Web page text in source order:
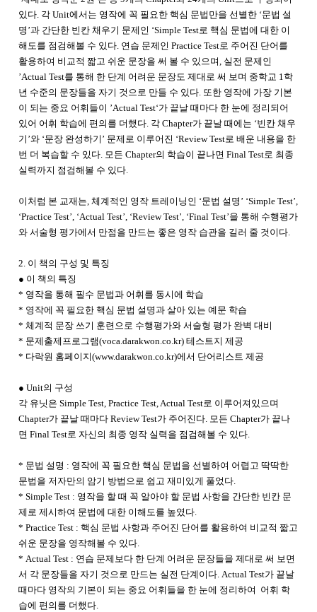
있다. 각 Unit에서는 영작에 꼭 필요한 핵심 문법만을 선별한 ‘문법 설
명’과 간단한 빈칸 채우기 문제인 ‘Simple Test로 핵심 문법에 대한 이
해도를 점검해볼 수 있다. 연습 문제인 Practice Test로 주어진 단어를
활용하여 비교적 짧고 쉬운 문장을 써 볼 수 있으며, 실전 문제인
’Actual Test를 통해 한 단계 어려운 문장도 제대로 써 보며 중학교 1학
년 수준의 문장들을 자기 것으로 만들 수 있다. 또한 영작에 가장 기본
이 되는 중요 어휘들이 ’Actual Test‘가 끝날 때마다 한 눈에 정리되어
있어 어휘 학습에 편의를 더했다. 각 Chapter가 끝날 때에는 ‘빈칸 채우
기’와 ‘문장 완성하기’ 문제로 이루어진 ‘Review Test로 배운 내용을 한
번 더 복습할 수 있다. 모든 Chapter의 학습이 끝나면 Final Test로 최종
실력까지 점검해볼 수 있다.
이처럼 본 교재는, 체계적인 영작 트레이닝인 ‘문법 설명’ ‘Simple Test’,
‘Practice Test’, ‘Actual Test’, ‘Review Test’, ‘Final Test’을 통해 수행평가
와 서술형 평가에서 만점을 만드는 좋은 영작 습관을 길러 줄 것이다.
2. 이 책의 구성 및 특징
● 이 책의 특징
* 영작을 통해 필수 문법과 어휘를 동시에 학습
* 영작에 꼭 필요한 핵심 문법 설명과 살아 있는 예문 학습
* 체계적 문장 쓰기 훈련으로 수행평가와 서술형 평가 완벽 대비
* 문제출제프로그램(voca.darakwon.co.kr) 테스트지 제공
* 다락원 홈페이지(www.darakwon.co.kr)에서 단어리스트 제공
● Unit의 구성
각 유닛은 Simple Test, Practice Test, Actual Test로 이루어져있으며
Chapter가 끝날 때마다 Review Test가 주어진다. 모든 Chapter가 끝나
면 Final Test로 자신의 최종 영작 실력을 점검해볼 수 있다.
* 문법 설명 : 영작에 꼭 필요한 핵심 문법을 선별하여 어렵고 딱딱한
문법을 저자만의 암기 방법으로 쉽고 재미있게 풀었다.
* Simple Test : 영작을 할 때 꼭 알아야 할 문법 사항을 간단한 빈칸 문
제로 제시하여 문법에 대한 이해도를 높였다.
* Practice Test : 핵심 문법 사항과 주어진 단어를 활용하여 비교적 짧고
쉬운 문장을 영작해볼 수 있다.
* Actual Test : 연습 문제보다 한 단계 어려운 문장들을 제대로 써 보면
서 각 문장들을 자기 것으로 만드는 실전 단계이다. Actual Test가 끝날
때마다 영작의 기본이 되는 중요 어휘들을 한 눈에 정리하여 어휘 학
습에 편의를 더했다.